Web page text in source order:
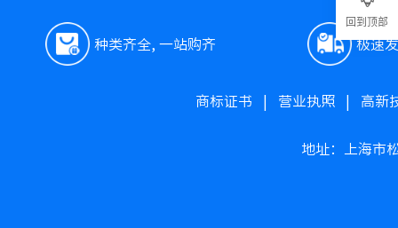
种类齐全, 一站购齐 极速
商标证书 营业执照| 高新
地址：上海市
回到顶部